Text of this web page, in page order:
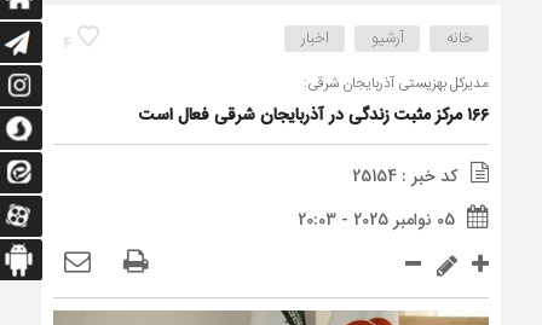
4 خانه آرشیو اخبار
مدیرکل بهزیستی آذربایجان‌ شرقی:
۱۶۶ مرکز مثبت زندگی در آذربایجان شرقی فعال است
کد خبر : 25154
05 نوامبر 2025 - 20:03